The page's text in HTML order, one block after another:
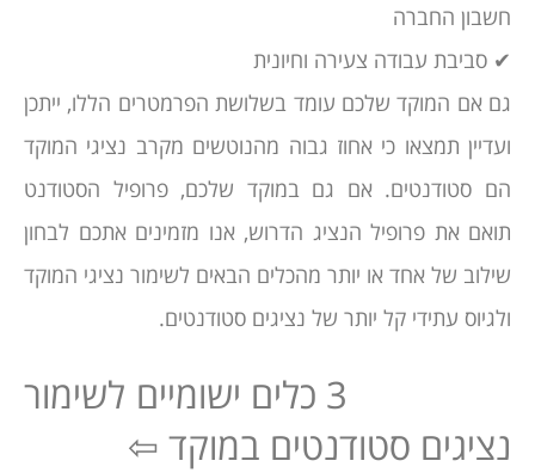
חשבון החברה
✔ סביבת עבודה צעירה וחיונית
גם אם המוקד שלכם עומד בשלושת הפרמטרים הללו, ייתכן
ועדיין תמצאו כי אחוז גבוה מהנוטשים מקרב נציגי המוקד
הם סטודנטים. אם גם במוקד שלכם, פרופיל הסטודנט
תואם את פרופיל הנציג הדרוש, אנו מזמינים אתכם לבחון
שילוב של אחד או יותר מהכלים הבאים לשימור נציגי המוקד
ולגיוס עתידי קל יותר של נציגים סטודנטים.
3 כלים ישומיים לשימור
נציגים סטודנטים במוקד ⇦